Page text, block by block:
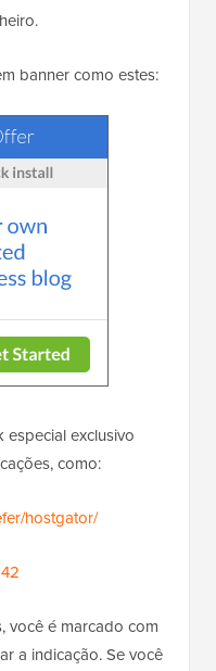
banner como estes:
especial exclusivo
como:
hostgator/
você é marcado com
a indicação. Se você